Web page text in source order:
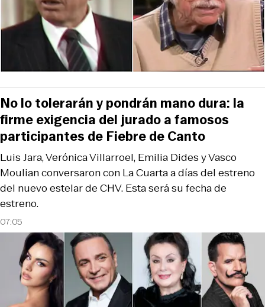
07:05
Luis Jara, Verónica Villarroel, Emilia Dides y Vasco
Moulian conversaron con La Cuarta a días del estreno
del nuevo estelar de CHV. Esta será su fecha de
estreno.
No lo tolerarán y pondrán mano dura: la
firme exigencia del jurado a famosos
participantes de Fiebre de Canto